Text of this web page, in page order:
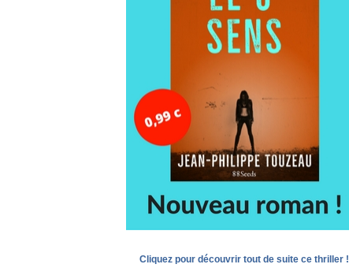
Cliquez pour découvrir tout de suite ce thriller !